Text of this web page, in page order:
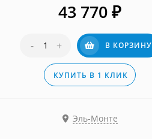
43 770₽
- + В КОРЗИНУ
КУПИТЬ В 1 КЛИК
Эль-Монте